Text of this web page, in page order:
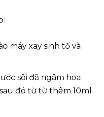
máy xay sinh tố và
sôi đã ngâm hoa
đó từ từ thêm 10ml